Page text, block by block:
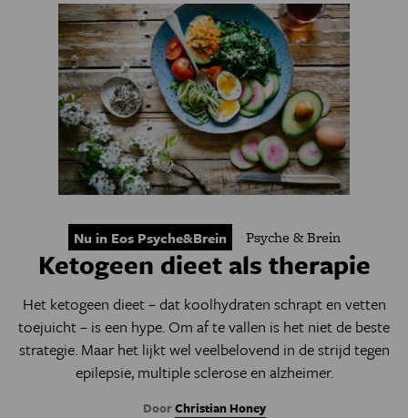
Nu in Eos Psyche&Brein Psyche & Brein
Ketogeen dieet als therapie
Het ketogeen dieet – dat koolhydraten schrapt en vetten
toejuicht – is een hype. Om af te vallen is het niet de beste
strategie. Maar het lijkt wel veelbelovend in de strijd tegen
epilepsie, multiple sclerose en alzheimer.
DoorChristian Honey